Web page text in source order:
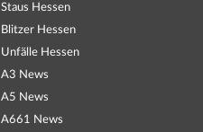
Staus Hessen
Blitzer Hessen
Unfälle Hessen
A3 News
A5 News
A661 News